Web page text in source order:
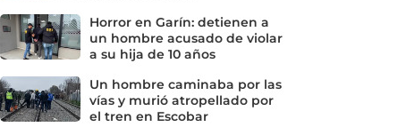
Horror en Garín: detienen a
un hombre acusado de violar
a su hija de 10 años
Un hombre caminaba por las
vías y murió atropellado por
el tren en Escobar